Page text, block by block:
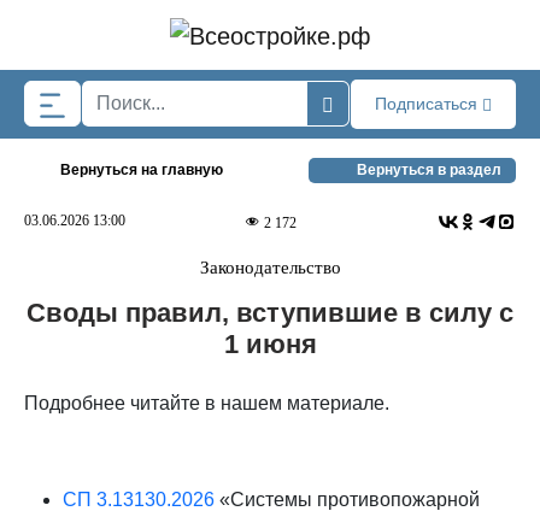
Подписаться
Вернуться на главную Вернуться в раздел
03.06.2026 13:00 2 172
Законодательство
Своды правил, вступившие в силу с
1 июня
Подробнее читайте в нашем материале.
СП 3.13130.2026 «Системы противопожарной